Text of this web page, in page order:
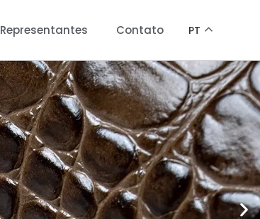
Representantes Contato PT